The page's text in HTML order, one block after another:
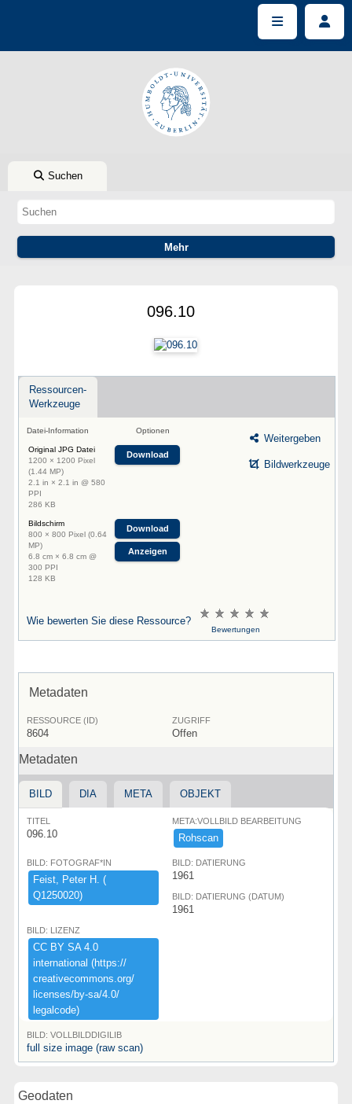
Suchen
096.10
Ressourcen-
Werkzeuge
Datei-Information Optionen
Original JPG Datei
1200 × 1200 Pixel
(1.44 MP)
2.1 in × 2.1 in @ 580
PPI
286 KB
Download
Bildschirm
800 × 800 Pixel (0.64
MP)
6.8 cm × 6.8 cm @
300 PPI
128 KB
Download
Anzeigen
Weitergeben
Bildwerkzeuge
Wie bewerten Sie diese Ressource?
Bewertungen
Metadaten
RESSOURCE (ID)
8604
ZUGRIFF
Offen
Metadaten
BILD DIA META OBJEKT
TITEL
096.10
META:VOLLBILD BEARBEITUNG
Rohscan
BILD: FOTOGRAF*IN
Feist,​ ​Peter ​H.​ ​(​
Q1250020)​
BILD: DATIERUNG
1961
BILD: DATIERUNG (DATUM)
1961
BILD: LIZENZ
CC ​BY ​SA ​4.​0 ​
international ​(​https:​/​/​
creativecommons.​org/​
licenses/​by-​sa/​4.​0/​
legalcode)​
BILD: VOLLBILDDIGILIB
full size image (raw scan)
Geodaten